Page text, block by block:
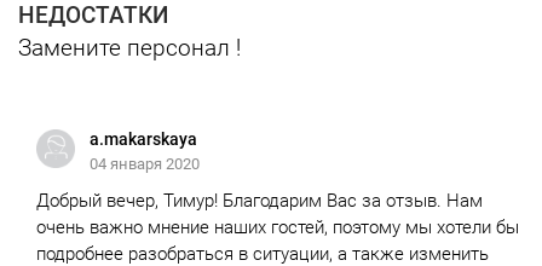
НЕДОСТАТКИ
Замените персонал !
a.makarskaya
04 января 2020
Добрый вечер, Тимур! Благодарим Вас за отзыв. Нам
очень важно мнение наших гостей, поэтому мы хотели бы
подробнее разобраться в ситуации, а также изменить